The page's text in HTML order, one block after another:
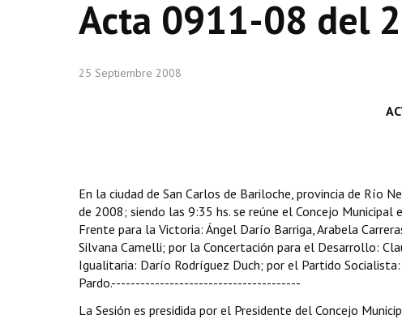
Acta 0911-08 del
25 Septiembre 2008
En la ciudad de San Carlos de Bariloche, provincia de Río
de 2008; siendo las 9:35 hs. se reúne el Concejo Municipal
Frente para la Victoria: Ángel Darío Barriga, Arabela
Silvana Camelli; por la Concertación para el Desarrollo:
Igualitaria: Darío Rodríguez Duch; por el Partido
Pardo.---------------------------------------
La Sesión es presidida por el Presidente del Concejo